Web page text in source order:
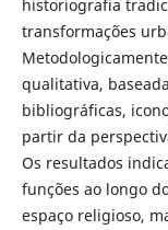
historiografia
transformações
qualitativa,
bibliográficas,
partir da
Os resultados
funções ao longo
espaço religioso,